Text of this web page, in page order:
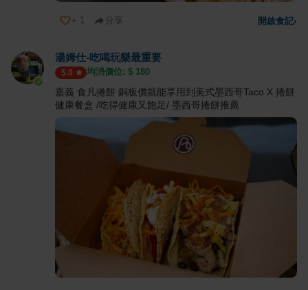
+ 1 分享 開啟食記›
湯姆仕-吃喝玩樂最重要
5.0 均消價位: $ 180
嘉義 食凡捲餅 銅板價就能享用到美式墨西哥Taco X 捲餅
健康餐盒 /吃得健康又飽足/ 墨西哥捲餅推薦